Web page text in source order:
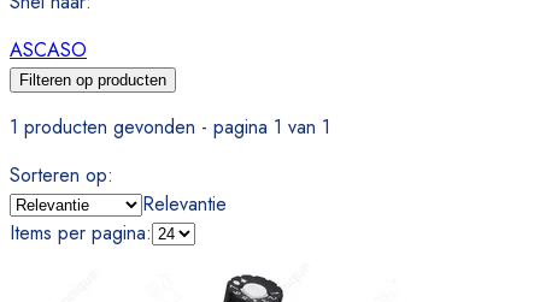
ASCASO
Filteren op producten
1 producten gevonden - pagina 1 van 1
Sorteren op:
Relevantie
Items per pagina: